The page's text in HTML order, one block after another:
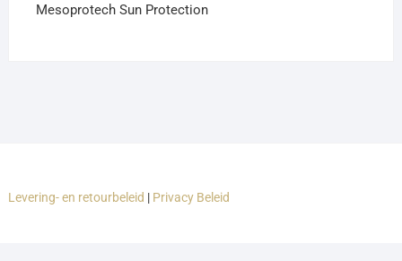
Mesoprotech Sun Protection
Levering- en retourbeleid | Privacy Beleid